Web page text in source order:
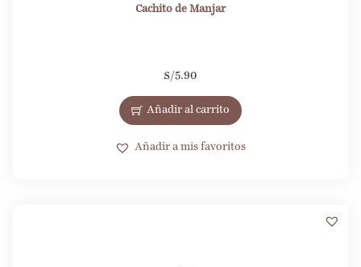
Cachito de Manjar
S/5.90
Añadir al carrito
Añadir a mis favoritos